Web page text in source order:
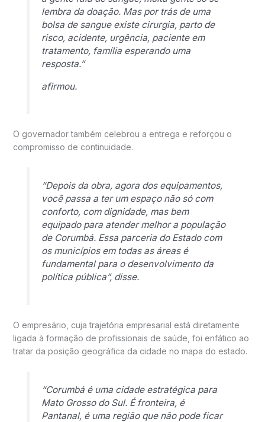
lembra da doação. Mas por trás de uma
bolsa de sangue existe cirurgia, parto de
risco, acidente, urgência, paciente em
tratamento, família esperando uma
resposta.”
afirmou.
O governador também celebrou a entrega e reforçou o
compromisso de continuidade.
“Depois da obra, agora dos equipamentos,
você passa a ter um espaço não só com
conforto, com dignidade, mas bem
equipado para atender melhor a população
de Corumbá. Essa parceria do Estado com
os municípios em todas as áreas é
fundamental para o desenvolvimento da
política pública”, disse.
O empresário, cuja trajetória empresarial está diretamente
ligada à formação de profissionais de saúde, foi enfático ao
tratar da posição geográfica da cidade no mapa do estado.
“Corumbá é uma cidade estratégica para
Mato Grosso do Sul. É fronteira, é
Pantanal, é uma região que não pode ficar